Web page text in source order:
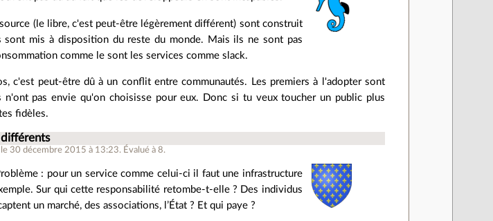
(le libre, c'est peut-être légèrement différent) sont construit
sont mis à disposition du reste du monde. Mais ils ne sont pas
comme le sont les services comme slack.
c'est peut-être dû à un conflit entre communautés. Les premiers à l'adopter sont
pas envie qu'on choisisse pour eux. Donc si tu veux toucher un public plus
fidèles.
différents
le 30 décembre 2015 à 13:23. Évalué à8.
: pour un service comme celui-ci il faut une infrastructure
Sur qui cette responsabilité retombe-t-elle ? Des individus
un marché, des associations, l’État ? Et qui paye ?